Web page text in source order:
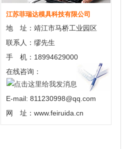
江苏菲瑞达模具科技有限公司
地 址：靖江市马桥工业园区
联系人：缪先生
手 机：18994629000
在线咨询：
E-mail: 811230998@qq.com
网 址：www.feiruida.cn